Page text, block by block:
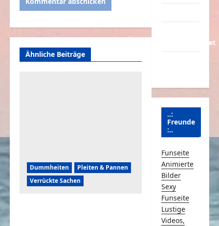
Ähnliche Beiträge
Dummheiten
Pleiten & Pannen
Verrückte Sachen
Schmunzeln.net
..:
Freunde
:..
Funseite
Animierte
Bilder
Sexy
Funseite
Lustige
Videos,